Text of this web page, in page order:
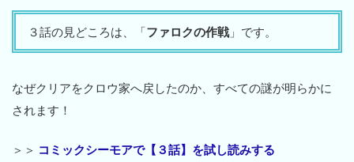
３話の見どころは、「ファロクの作戦」です。
なぜクリアをクロウ家へ戻したのか、すべての謎が明らかに
されます！
＞＞ コミックシーモアで【３話】を試し読みする